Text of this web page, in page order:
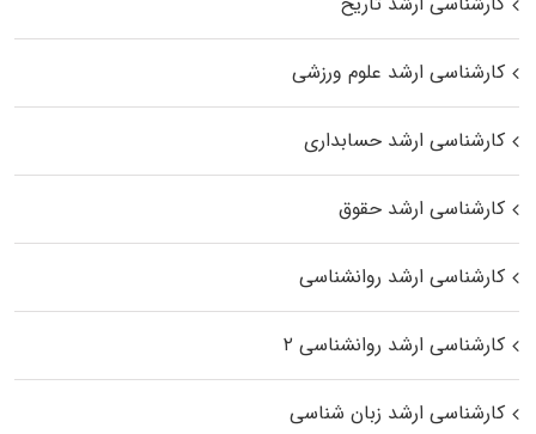
کارشناسی ارشد علوم ورزشی
کارشناسی ارشد حسابداری
کارشناسی ارشد حقوق
کارشناسی ارشد روانشناسی
کارشناسی ارشد روانشناسی ۲
کارشناسی ارشد زبان شناسی